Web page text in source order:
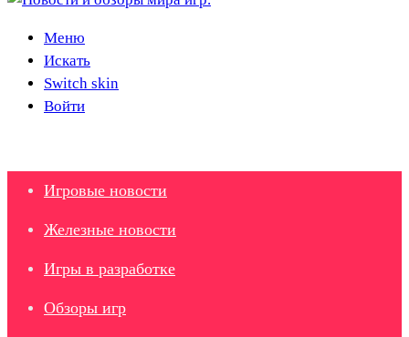
Меню
Искать
Switch skin
Войти
Игровые новости
Железные новости
Игры в разработке
Обзоры игр